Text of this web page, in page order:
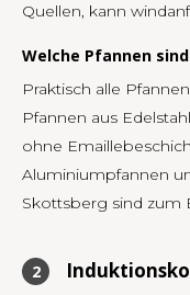
NOK
ZAR
Quellen, kann
Welche Pfannen
Praktisch alle
Pfannen aus
ohne
Aluminiumpfannen
Skottsberg sind zum